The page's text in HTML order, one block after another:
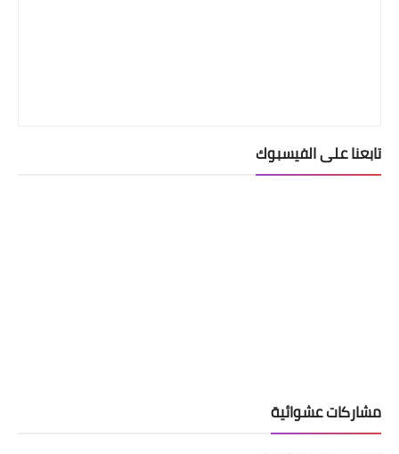
تابعنا على الفيسبوك
مشاركات عشوائية